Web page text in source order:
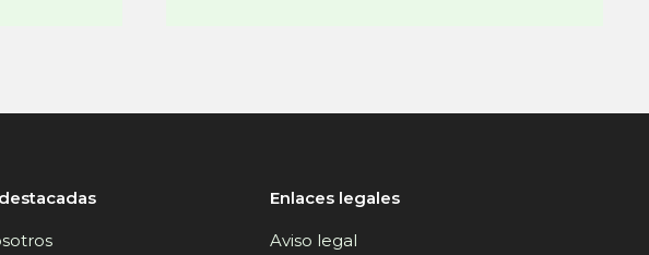
Enlaces legales
Aviso legal